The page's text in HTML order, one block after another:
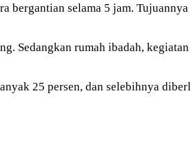
selama 5 jam.
Sedangkan rumah ibadah,
25 persen, dan selebihnya